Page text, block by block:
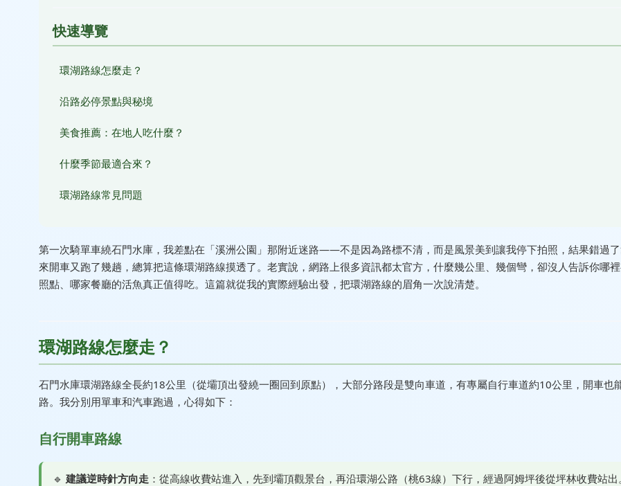
快速導覽
環湖路線怎麼走？
沿路必停景點與秘境
美食推薦：在地人吃什麼？
什麼季節最適合來？
環湖路線常見問題
第一次騎單車繞石門水庫，我差點在「溪洲公園」那附近迷路——不是因為路標不清，而是風景美到讓我停下拍照，結果錯過
來開車又跑了幾趟，總算把這條環湖路線摸透了。老實說，網路上很多資訊都太官方，什麼幾公里、幾個彎，卻沒人告訴你哪
照點、哪家餐廳的活魚真正值得吃。這篇就從我的實際經驗出發，把環湖路線的眉角一次說清楚。
環湖路線怎麼走？
石門水庫環湖路線全長約18公里（從壩頂出發繞一圈回到原點），大部分路段是雙向車道，有專屬自行車道約10公里，開車也
路。我分別用單車和汽車跑過，心得如下：
自行開車路線
🔹 建議逆時針方向走 ：從高線收費站進入，先到壩頂觀景台，再沿環湖公路（桃63線）下行，經過阿姆坪後從坪林收費站出